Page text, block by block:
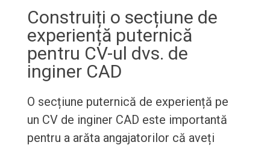
Construiți o secțiune de
experiență puternică
pentru CV-ul dvs. de
inginer CAD
O secțiune puternică de experiență pe
un CV de inginer CAD este importantă
pentru a arăta angajatorilor că aveți